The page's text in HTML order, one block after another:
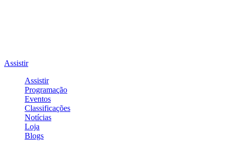
Assistir
Assistir
Programação
Eventos
Classificações
Notícias
Loja
Blogs